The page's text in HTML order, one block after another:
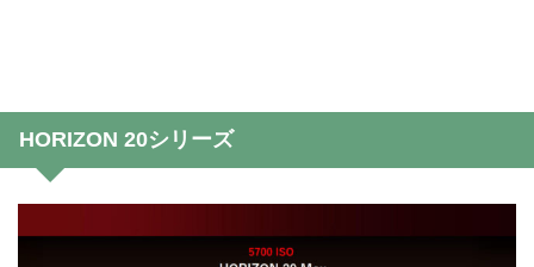
HORIZON 20シリーズ